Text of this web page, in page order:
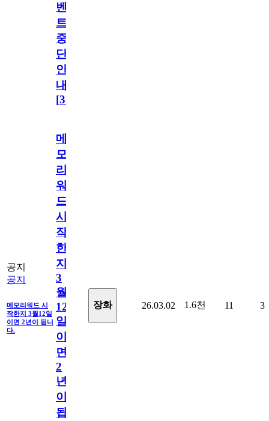
벤
트
중
단
안
내
[31
공지
공지
메모리워드 시
작한지 3월12일
이면 2년이 됩니
다.
메
모
리
워
드
시
작
한
지
3
월
12
일
이
면
2
년
이
됩
장화 26.03.02 1.6천 11 3